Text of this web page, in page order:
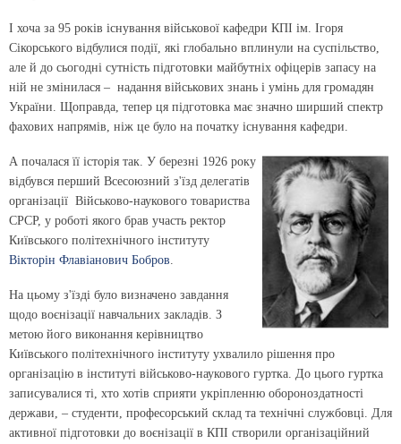
І хоча за 95 років існування військової кафедри КПІ ім. Ігоря
Сікорського відбулися події, які глобально вплинули на суспільство,
але й до сьогодні сутність підготовки майбутніх офіцерів запасу на
ній не змінилася – надання військових знань і умінь для громадян
України. Щоправда, тепер ця підготовка має значно ширший спектр
фахових напрямів, ніж це було на початку існування кафедри.
А почалася її історія так. У березні 1926 року
відбувся перший Всесоюзний з'їзд делегатів
організації Військово-наукового товариства
СРСР, у роботі якого брав участь ректор
Київського політехнічного інституту
Вікторін Флавіанович Бобров
На цьому з'їзді було визначено завдання
щодо воєнізації навчальних закладів. З
метою його виконання керівництво
Київського політехнічного інституту ухвалило рішення про
організацію в інституті військово-наукового гуртка. До цього гуртка
записувалися ті, хто хотів сприяти укріпленню обороноздатності
держави, – студенти, професорський склад та технічні службовці. Для
активної підготовки до воєнізації в КПІ створили організаційний